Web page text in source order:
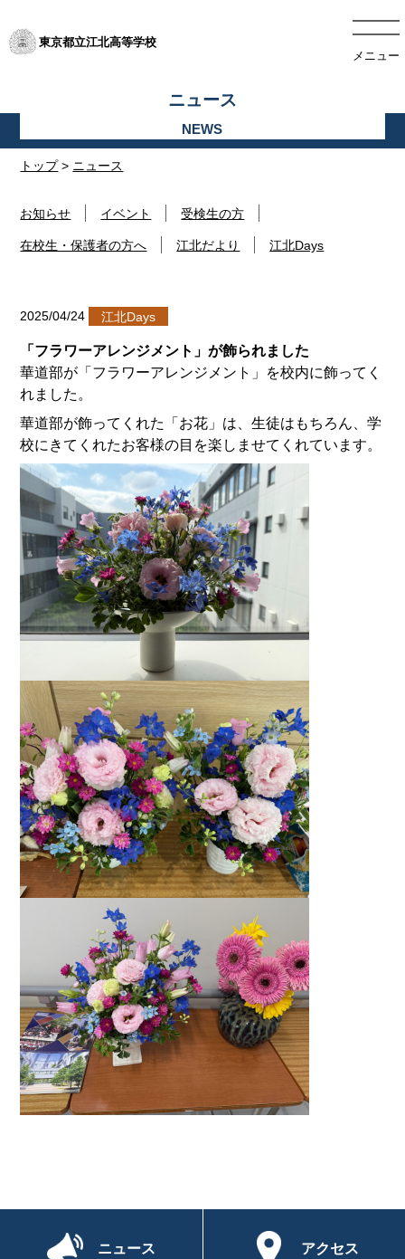
東京都立江北高等学校
メニュー
トップ> ニュース
ニュース
お知らせ イベント 受検生の方
在校生・保護者の方へ 江北だより 江北Days
2025/04/24 江北Days
「フラワーアレンジメント」が飾られました
華道部が「フラワーアレンジメント」を校内に飾ってく
れました。
華道部が飾ってくれた「お花」は、生徒はもちろん、学
校にきてくれたお客様の目を楽しませてくれています。
ニュース アクセス